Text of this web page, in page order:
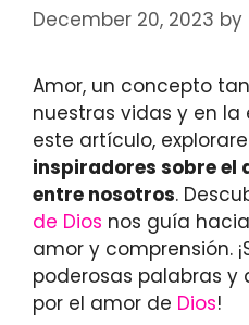
December 20, 2023 by
Amor, un concepto
nuestras vidas y en la
este artículo,
inspiradores sobre el
entre nosotros.
de Dios nos guía
amor y comprensión.
poderosas palabras
por el amor de Dios!